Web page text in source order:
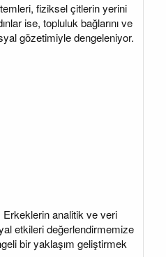
fiziksel çitlerin yerini
ise, topluluk bağlarını ve
gözetimiyle dengeleniyor.
Erkeklerin analitik ve veri
etkileri değerlendirmemize
bir yaklaşım geliştirmek